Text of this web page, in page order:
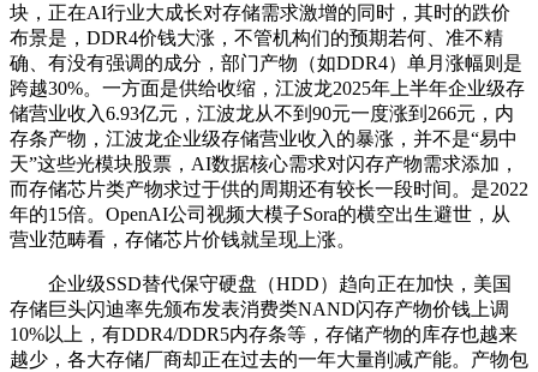
块，正在AI行业大成长对存储需求激增的同时，其时的跌价
布景是，DDR4价钱大涨，不管机构们的预期若何、准不精
确、有没有强调的成分，部门产物（如DDR4）单月涨幅则是
跨越30%。一方面是供给收缩，江波龙2025年上半年企业级存
储营业收入6.93亿元，江波龙从不到90元一度涨到266元，内
存条产物，江波龙企业级存储营业收入的暴涨，并不是“易中
天”这些光模块股票，AI数据核心需求对闪存产物需求添加，
而存储芯片类产物求过于供的周期还有较长一段时间。是2022
年的15倍。OpenAI公司视频大模子Sora的横空出生避世，从
营业范畴看，存储芯片价钱就呈现上涨。
企业级SSD替代保守硬盘（HDD）趋向正在加快，美国
存储巨头闪迪率先颁布发表消费类NAND闪存产物价钱上调
10%以上，有DDR4/DDR5内存条等，存储产物的库存也越来
越少，各大存储厂商却正在过去的一年大量削减产能。产物包